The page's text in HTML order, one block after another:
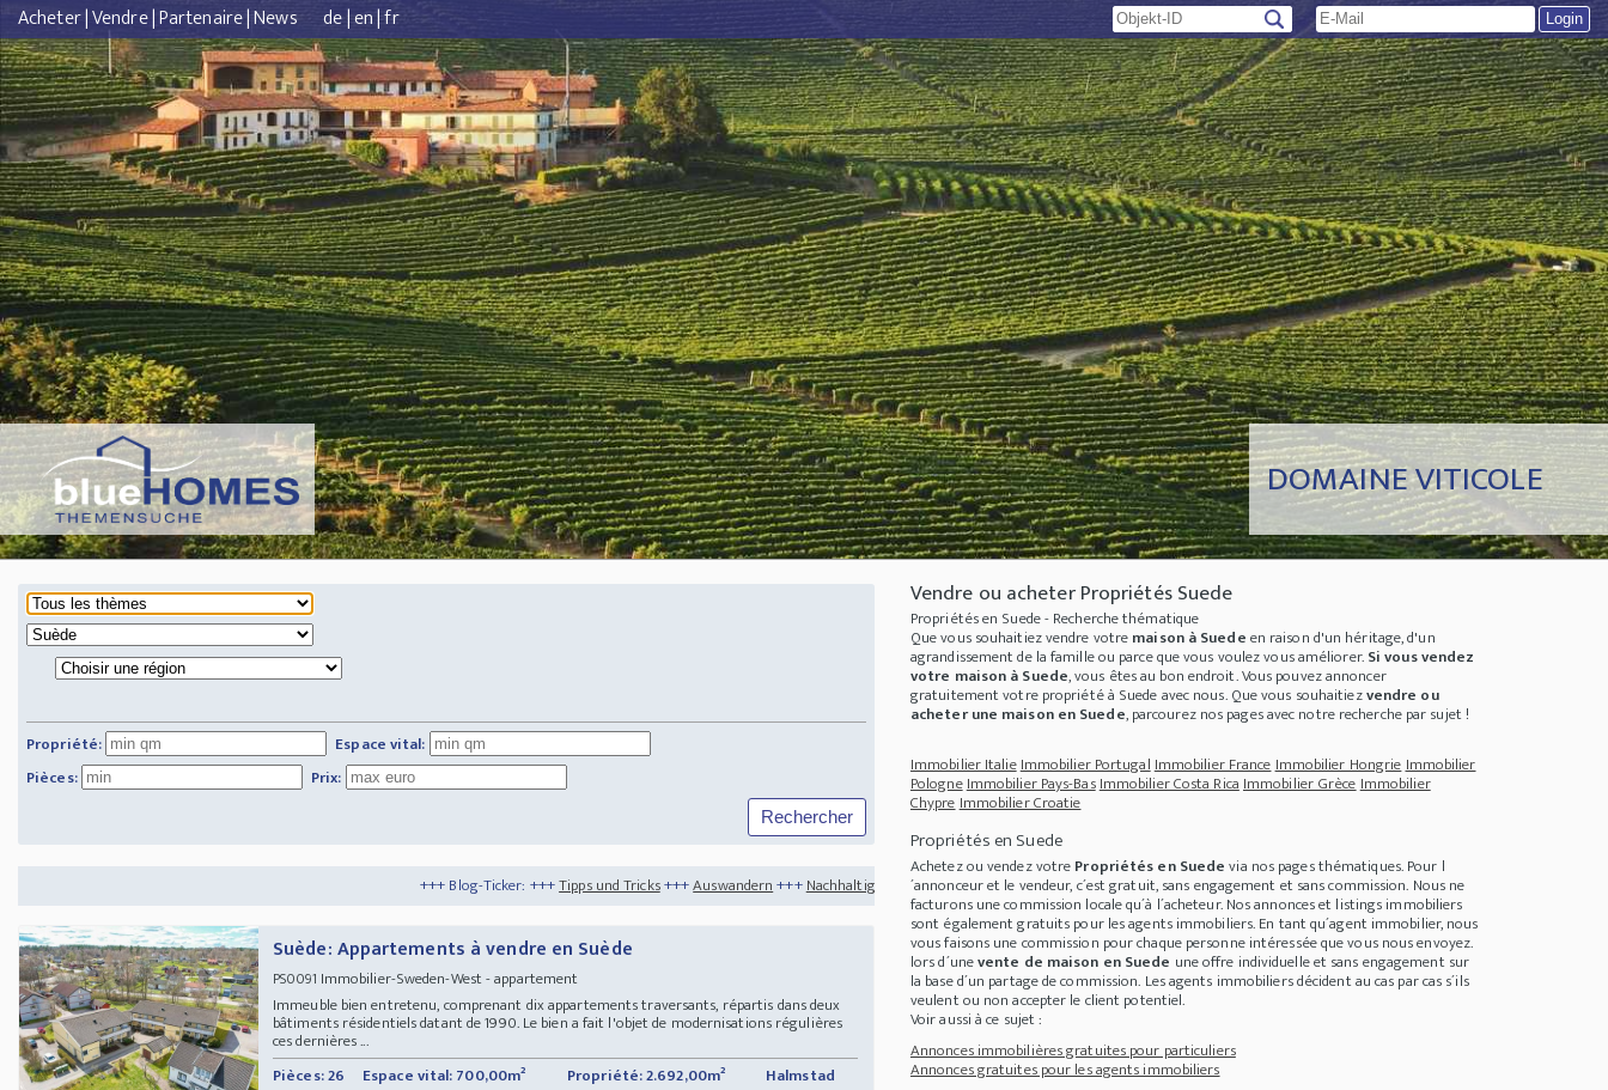
Acheter|Vendre|Partenaire|News de|en|fr
DOMAINE VITICOLE
Propriété:
Espace vital:
Pièces:
Prix:
+++ Blog-Ticker: +++Tipps und Tricks+++Auswandern+++Nachhaltigkeit+++Nachhaltigkeit im Immobilienbau+++Auswanderparadies Dominikanische Republik - Tauchgebiete und begehrte Tauchspots
Suède: Appartements à vendre en Suède
PS0091 Immobilier-Sweden-West - appartement
Immeuble bien entretenu, comprenant dix appartements traversants, répartis dans deux
bâtiments résidentiels datant de 1990. Le bien a fait l'objet de modernisations régulières
ces dernières ...
Pièces: 26
Espace vital: 700,00m² Propriété: 2.692,00m²
Halmstad
Vendre ou acheter Propriétés Suede
Propriétés en Suede - Recherche thématique
Que vous souhaitiez vendre votremaison à Suedeen raison d'un héritage, d'un
agrandissement de la famille ou parce que vous voulez vous améliorer.Si vous vendez
votre maison à Suede, vous êtes au bon endroit. Vous pouvez annoncer
gratuitement votrepropriété à Suedeavec nous. Que vous souhaitiezvendre ou
acheter une maison en Suede, parcourez nos pages avec notre recherche par sujet !
Immobilier ItalieImmobilier PortugalImmobilier FranceImmobilier HongrieImmobilier
PologneImmobilier Pays-BasImmobilier Costa RicaImmobilier GrèceImmobilier
ChypreImmobilier Croatie
Propriétés en Suede
Achetez ou vendez votrePropriétés en Suedevia nos pages thématiques. Pour l
´annonceur et le vendeur, c´est gratuit, sans engagement et sans commission. Nous ne
facturons une commission locale qu´à l´acheteur. Nos annonces et listings immobiliers
sont également gratuits pour les agents immobiliers. En tant qu´agent immobilier, nous
vous faisons une commission pour chaque personne intéressée que vous nous envoyez.
lors d´unevente de maison en Suede une offre individuelle et sans engagement sur
la base d´un partage de commission. Les agents immobiliers décident au cas par cas s´ils
veulent ou non accepter le client potentiel.
Voir aussi à ce sujet :
Annonces immobilières gratuites pour particuliers
Annonces gratuites pour les agents immobiliers